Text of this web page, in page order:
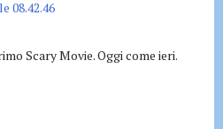
Scary Movie. Oggi come ieri.